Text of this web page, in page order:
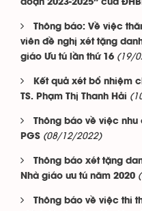
đoạn 2023-2025” của
Thông báo: Về việc
viên đề nghị xét tặng
giáo Ưu tú lần thứ 16 (19/
Kết quả xét bổ nhiệm
TS. Phạm Thị Thanh Hải
Thông báo về việc
PGS (08/12/2022)
Thông báo xét tặng
Nhà giáo ưu tú năm 2020
Thông báo về việc thi